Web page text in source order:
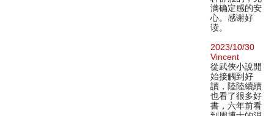
满确定感的安
心。感谢好
读。
2023/10/30
Vincent
從武俠小說開
始接觸到好
讀，陸陸續續
也看了很多好
書，六年前看